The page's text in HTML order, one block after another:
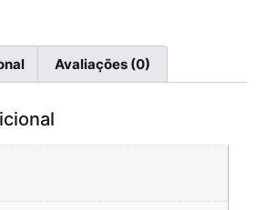
Avaliações (0)